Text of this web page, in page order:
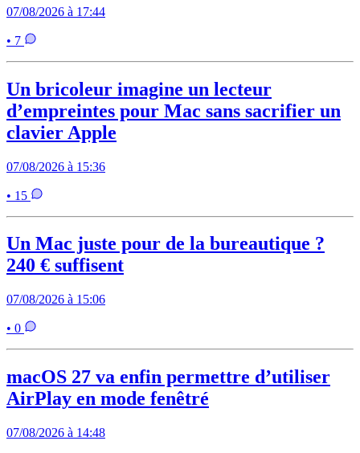
07/08/2026 à 17:44
• 7
Un bricoleur imagine un lecteur
d’empreintes pour Mac sans sacrifier un
clavier Apple
07/08/2026 à 15:36
• 15
Un Mac juste pour de la bureautique ?
240 € suffisent
07/08/2026 à 15:06
• 0
macOS 27 va enfin permettre d’utiliser
AirPlay en mode fenêtré
07/08/2026 à 14:48